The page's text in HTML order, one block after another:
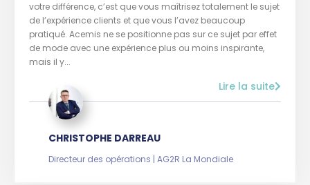
votre différence, c’est que vous maîtrisez totalement le sujet
de l’expérience clients et que vous l’avez beaucoup
pratiqué. Acemis ne se positionne pas sur ce sujet par effet
de mode avec une expérience plus ou moins inspirante,
mais il y...
Lire la suite
CHRISTOPHE DARREAU
Directeur des opérations | AG2R La Mondiale